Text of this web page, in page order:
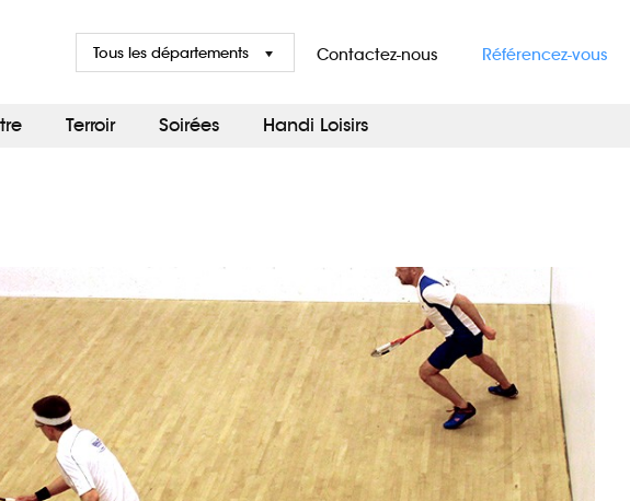
Contactez-nous Référencez-vous
Tous les départements
Terroir Soirées Handi Loisirs